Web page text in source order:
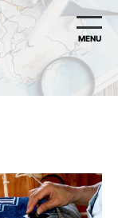
MENU